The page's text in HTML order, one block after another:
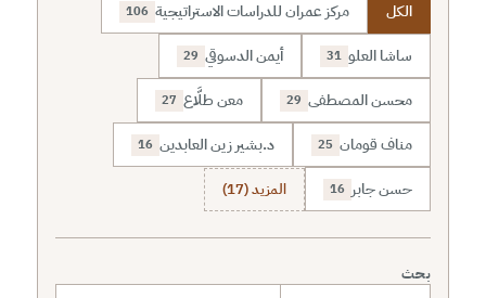
الكل مركز عمران للدراسات الاستراتيجية 106
ساشا العلو 31 أيمن الدسوقي 29
محسن المصطفى 29 معن طلَّاع 27
مناف قومان 25 د.بشير زين العابدين 16
حسن جابر 16 المزيد (17)
بحث